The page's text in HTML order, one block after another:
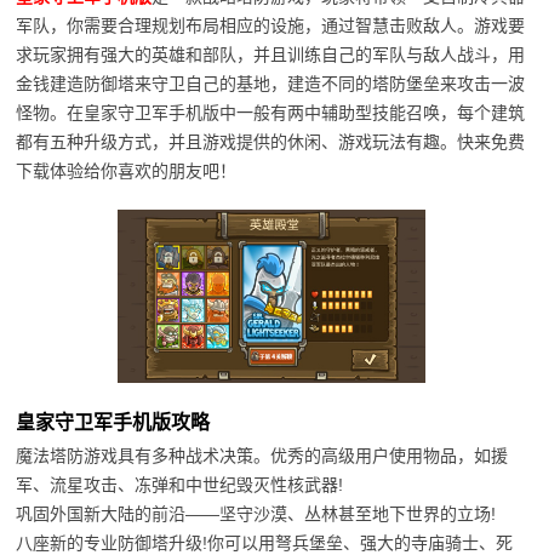
军队，你需要合理规划布局相应的设施，通过智慧击败敌人。游戏要
求玩家拥有强大的英雄和部队，并且训练自己的军队与敌人战斗，用
金钱建造防御塔来守卫自己的基地，建造不同的塔防堡垒来攻击一波
怪物。在皇家守卫军手机版中一般有两中辅助型技能召唤，每个建筑
都有五种升级方式，并且游戏提供的休闲、游戏玩法有趣。快来免费
下载体验给你喜欢的朋友吧！
皇家守卫军手机版攻略
魔法塔防游戏具有多种战术决策。优秀的高级用户使用物品，如援
军、流星攻击、冻弹和中世纪毁灭性核武器!
巩固外国新大陆的前沿——坚守沙漠、丛林甚至地下世界的立场!
八座新的专业防御塔升级!你可以用弩兵堡垒、强大的寺庙骑士、死